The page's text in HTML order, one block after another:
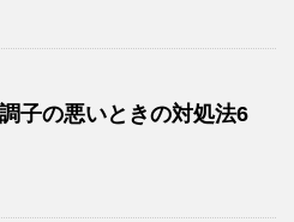
子の悪いときの対処法6